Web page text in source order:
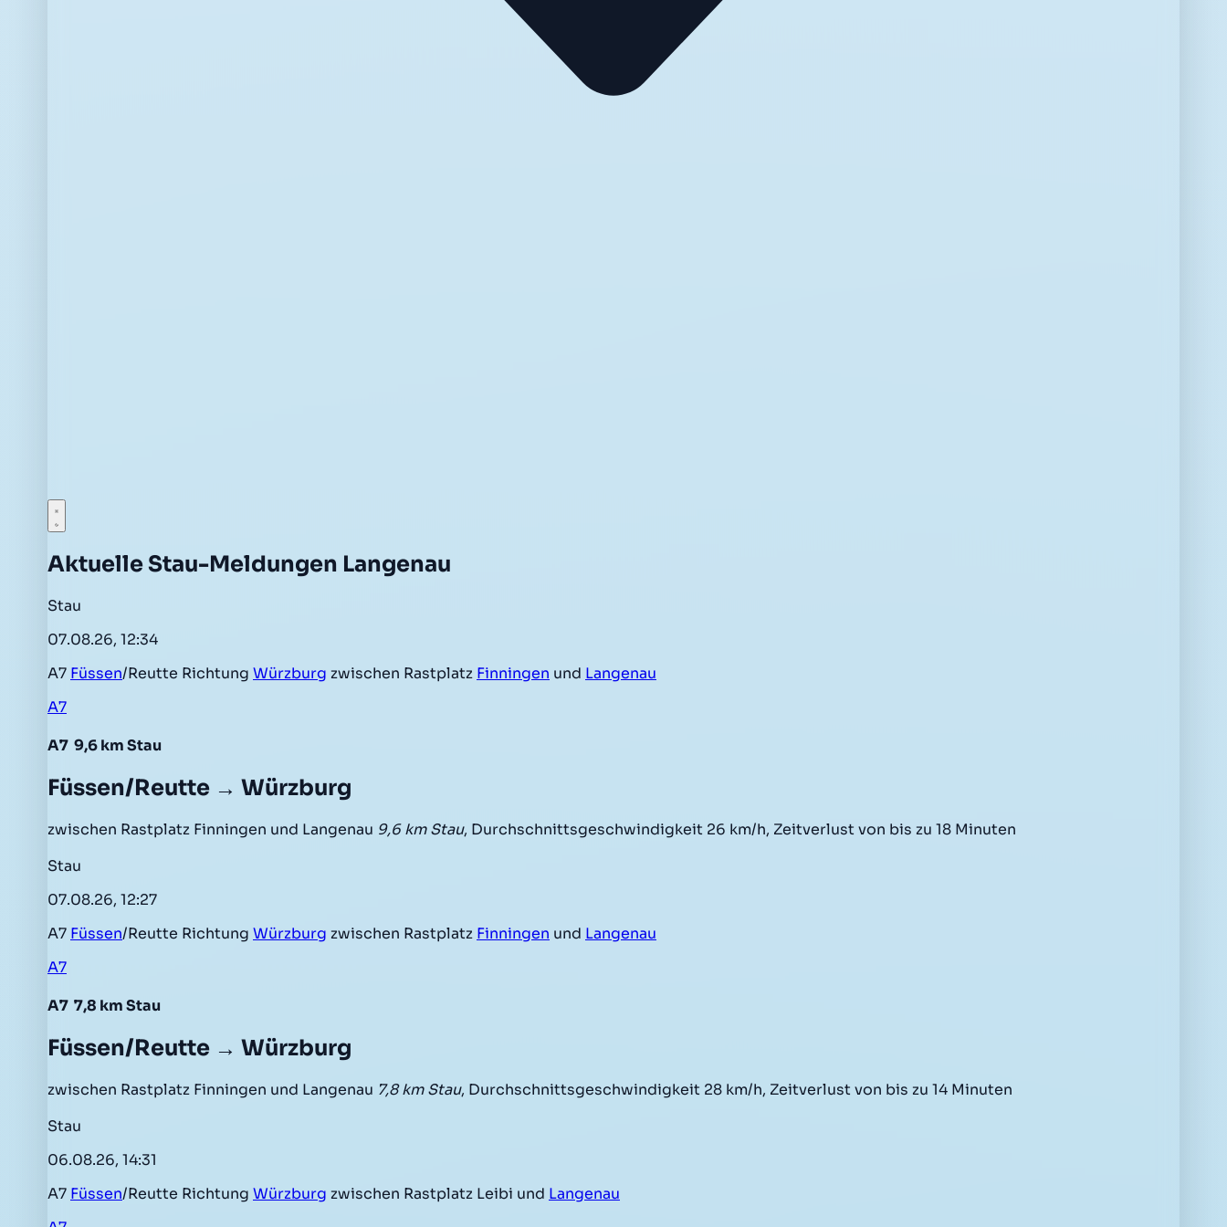
Aktuelle Stau-Meldungen Langenau
Stau
07.08.26, 12:34
A7 Füssen/Reutte Richtung Würzburg zwischen Rastplatz Finningen und Langenau
A7
A7 9,6 km Stau
Füssen/Reutte → Würzburg
zwischen Rastplatz Finningen und Langenau 9,6 km Stau, Durchschnittsgeschwindigkeit 26 km/h, Zeitverlust von bis zu 18 Minuten
Stau
07.08.26, 12:27
A7 Füssen/Reutte Richtung Würzburg zwischen Rastplatz Finningen und Langenau
A7
A7 7,8 km Stau
Füssen/Reutte → Würzburg
zwischen Rastplatz Finningen und Langenau 7,8 km Stau, Durchschnittsgeschwindigkeit 28 km/h, Zeitverlust von bis zu 14 Minuten
Stau
06.08.26, 14:31
A7 Füssen/Reutte Richtung Würzburg zwischen Rastplatz Leibi und Langenau